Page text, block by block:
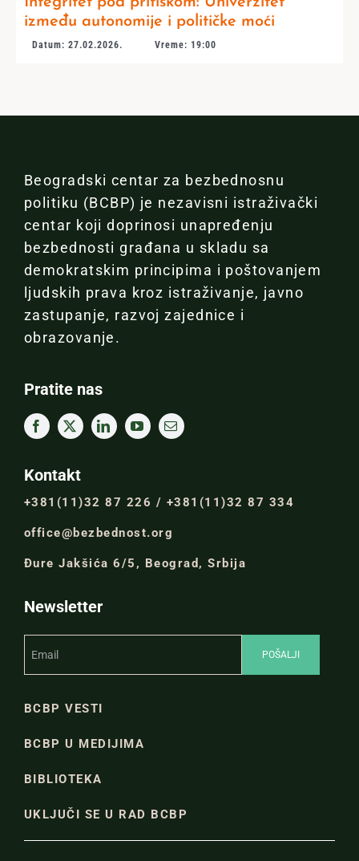
između autonomije i političke moći
Datum: 27.02.2026. Vreme: 19:00
Beogradski centar za bezbednosnu
politiku (BCBP) je nezavisni istraživački
centar koji doprinosi unapređenju
bezbednosti građana u skladu sa
demokratskim principima i poštovanjem
ljudskih prava kroz istraživanje, javno
zastupanje, razvoj zajednice i
obrazovanje.
Pratite nas
Kontakt
+381(11)32 87 226 / +381(11)32 87 334
office@bezbednost.org
Đure Jakšića 6/5, Beograd, Srbija
Newsletter
BCBP VESTI
BCBP U MEDIJIMA
BIBLIOTEKA
UKLJUČI SE U RAD BCBP